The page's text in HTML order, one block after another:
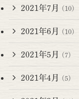
2021年7月 (10)
2021年6月 (10)
2021年5月 (7)
2021年4月 (5)